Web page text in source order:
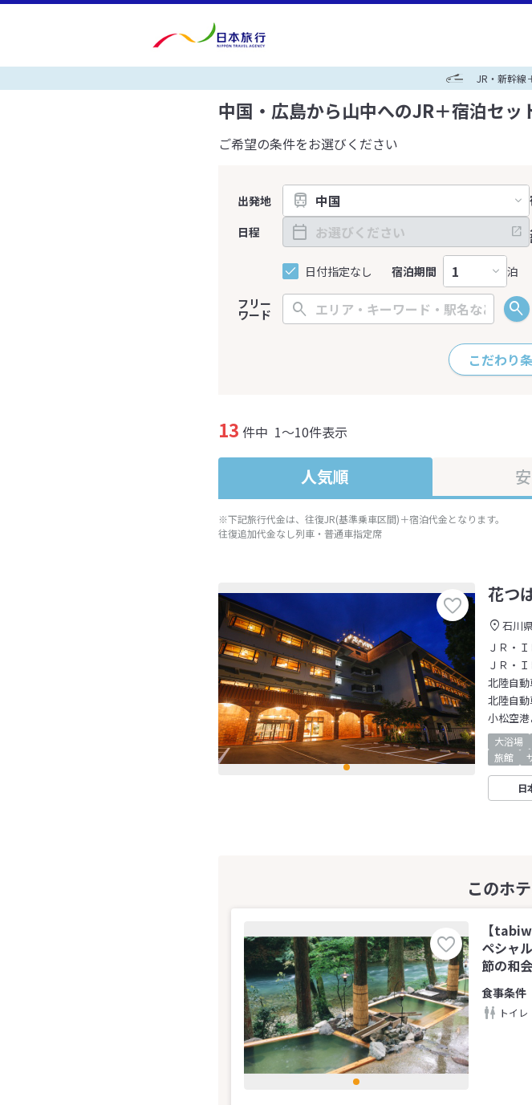
JR・新幹線
中国・広島から山中へのJR＋宿泊セッ
ご希望の条件をお選びください
出発地
日程
日付指定なし 宿泊期間 泊
フリー
ワード
こだわり
13 件中 1～10件表示
人気順
※下記旅行代金は、往復JR(基準乗車区間)＋宿泊代金となります。
往復追加代金なし列車・普通車指定席
花つ
石川
ＪＲ・
ＪＲ・
北陸自
北陸自
小松空
大浴場
旅館
日
【
ペシャ
節の和
トイレ